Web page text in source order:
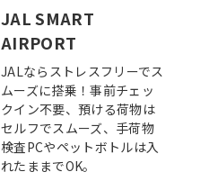
JAL SMART
AIRPORT
JALならストレスフリーでス
ムーズに搭乗！事前チェッ
クイン不要、預ける荷物は
セルフでスムーズ、手荷物
検査PCやペットボトルは入
れたままでOK。